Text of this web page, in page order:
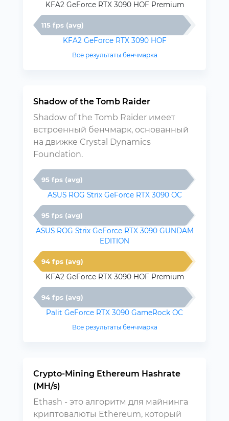
KFA2 GeForce RTX 3090 HOF Premium
115 fps (avg)
KFA2 GeForce RTX 3090 HOF
Все результаты бенчмарка
Shadow of the Tomb Raider
Shadow of the Tomb Raider имеет
встроенный бенчмарк, основанный
на движке Crystal Dynamics
Foundation.
95 fps (avg)
ASUS ROG Strix GeForce RTX 3090 OC
95 fps (avg)
ASUS ROG Strix GeForce RTX 3090 GUNDAM
EDITION
94 fps (avg)
KFA2 GeForce RTX 3090 HOF Premium
94 fps (avg)
Palit GeForce RTX 3090 GameRock OC
Все результаты бенчмарка
Crypto-Mining Ethereum Hashrate
(MH/s)
Ethash - это алгоритм для майнинга
криптовалюты Ethereum, который